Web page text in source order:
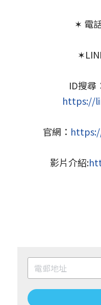
✶ 電
ID搜尋
https://
官網： h
影片介紹: